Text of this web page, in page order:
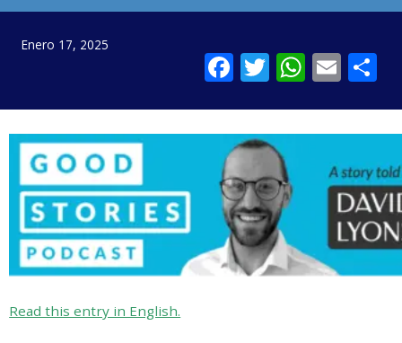
Contacto
Italia 5×1000
en it
Enero 17, 2025
Facebook
Twitter
Read this entry in English.